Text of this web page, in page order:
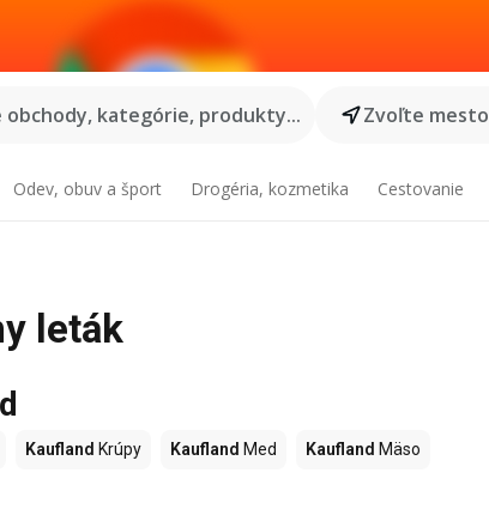
obchody, kategórie, produkty...
Zvoľte mesto
Odev, obuv a šport Drogéria, kozmetika Cestovanie
leták
Kaufland Krúpy Kaufland Med Kaufland Mäso